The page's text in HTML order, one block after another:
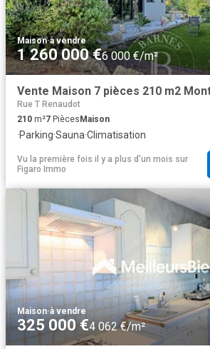
Maison·à vendre
1 260 000 €6 000 €/m²
Vente Maison 7 pièces 210 m2
Rue T Renaudot
210 m²7 Pièces Maison
·Parking·Sauna·Climatisation
Vu la première fois il y a plus d'un mois sur
Figaro Immo
Maison·à vendre
325 000 €4 062 €/m²